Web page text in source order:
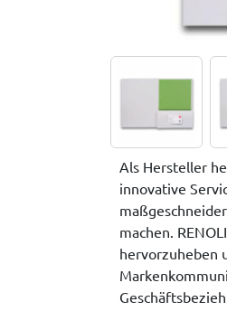
Als Hersteller
innovative
machen.
hervorzuheben